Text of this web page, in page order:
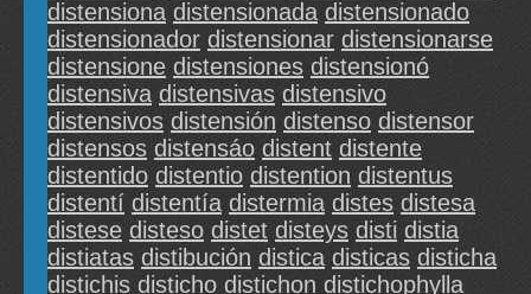
distensiona distensionada distensionado
distensionador distensionar distensionarse
distensione distensiones distensionó
distensiva distensivas distensivo
distensivos distensión distenso distensor
distensos distensáo distent distente
distentido distentio distention distentus
distentí distentía distermia distes distesa
distese disteso distet disteys disti distia
distiatas distibución distica disticas disticha
distichis disticho distichon distichophylla